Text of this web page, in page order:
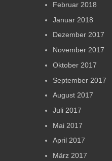
Februar 2018
Januar 2018
Dezember 2017
November 2017
Oktober 2017
September 2017
August 2017
Juli 2017
Mai 2017
April 2017
März 2017